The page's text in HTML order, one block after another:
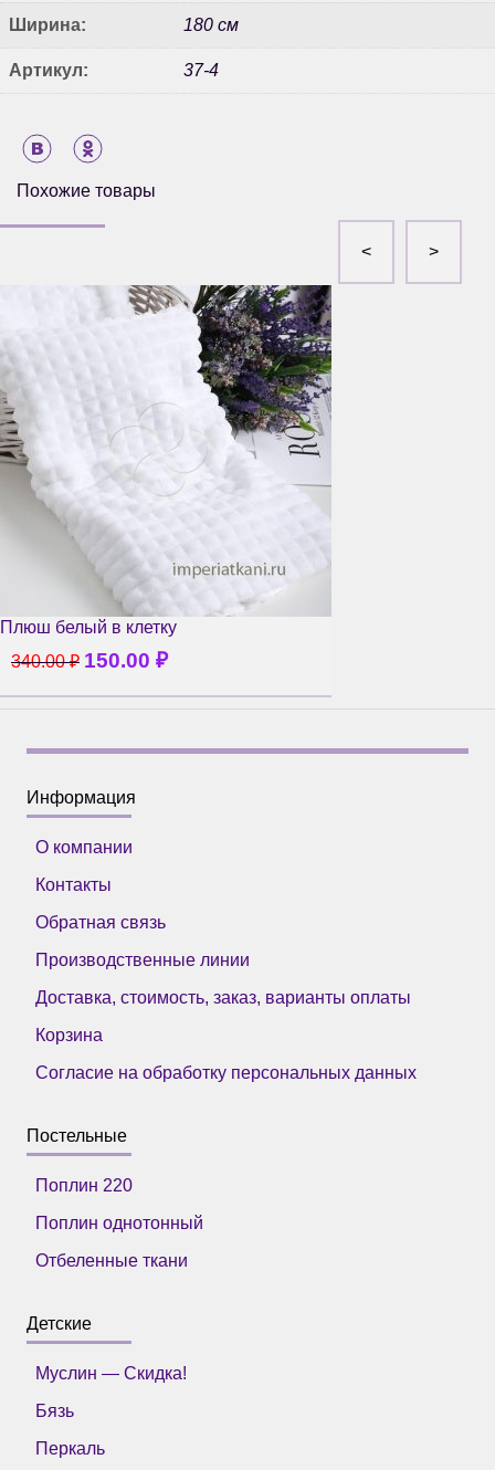
Ширина: 180 см
Артикул: 37-4
Похожие товары
Плюш белый в клетку
340.00₽ 150.00 ₽
Информация
О компании
Контакты
Обратная связь
Производственные линии
Доставка, стоимость, заказ, варианты оплаты
Корзина
Согласие на обработку персональных данных
Постельные
Поплин 220
Поплин однотонный
Отбеленные ткани
Детские
Муслин — Скидка!
Бязь
Перкаль